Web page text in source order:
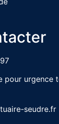
pour urgence
seudre.fr